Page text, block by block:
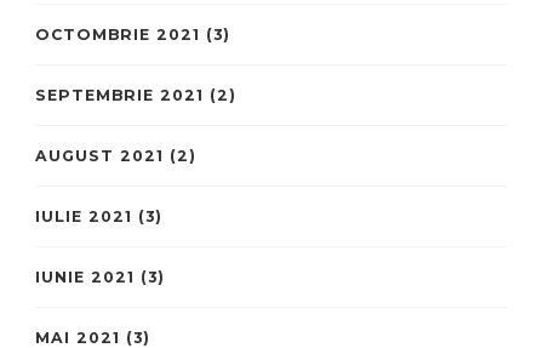
OCTOMBRIE 2021 (3)
SEPTEMBRIE 2021 (2)
AUGUST 2021 (2)
IULIE 2021 (3)
IUNIE 2021 (3)
MAI 2021 (3)